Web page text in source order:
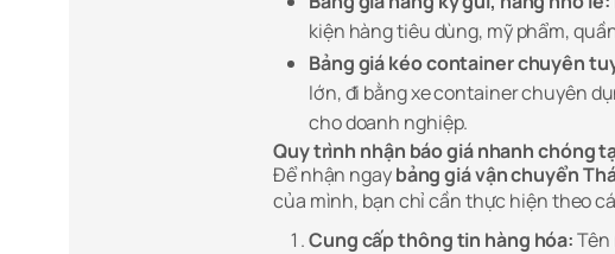
kiện hàng tiêu dùng, mỹ phẩm,
Bảng giá kéo container chuyên
lớn, đi bằng xe container chuyên
cho doanh nghiệp.
Quy trình nhận báo giá nhanh chóng
Để nhận ngaybảng giá vận chuyển
của mình, bạn chỉ cần thực hiện theo
Cung cấp thông tin hàng hóa: